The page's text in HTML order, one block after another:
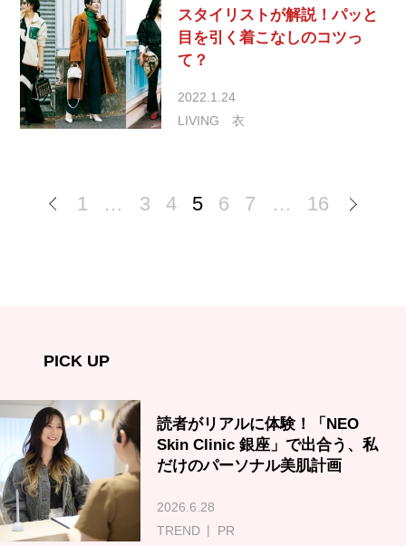
スタイリストが解説！パッと
目を引く着こなしのコツっ
て？
2022.1.24
LIVING
衣
1 … 3 4 5 6 7 … 16
PICK UP
読者がリアルに体験！「NEO
Skin Clinic 銀座」で出合う、私
だけのパーソナル美肌計画
2026.6.28
TREND
PR